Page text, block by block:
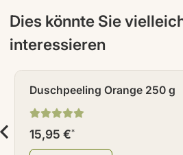
Dies könnte Sie
interessieren
Duschpeeling Orange 250 g
15,95 €*